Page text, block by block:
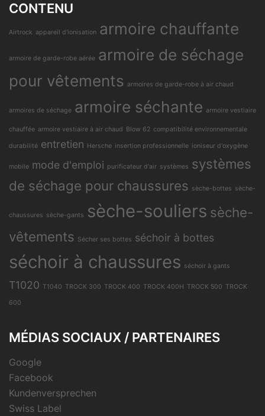
CONTENU
Airtrock appareil d'ionisation armoire chauffante
armoire de garde-robe aérée armoire de séchage
pour vêtements armoires de garde-robe à air chaud
armoires de séchage armoire séchante armoire vestiaire
chauffée armoire vestiaire à air chaud Blow 62 compatibilité environnementale
durabilité entretien Hersche insertion professionnelle ioniseur d'oxygène
mobile mode d'emploi purificateur d'air systèmes systèmes
de séchage pour chaussures sèche-bottes sèche-
chaussures sèche-gants sèche-souliers sèche-
vêtements Sécher ses bottes séchoir à bottes
séchoir à chaussures séchoir à gants
T1020 T1040 TROCK 300 TROCK 400 TROCK 400H TROCK 500 TROCK
600
MÉDIAS SOCIAUX / PARTENAIRES
Google
Facebook
Kundenversprechen
Swiss Label